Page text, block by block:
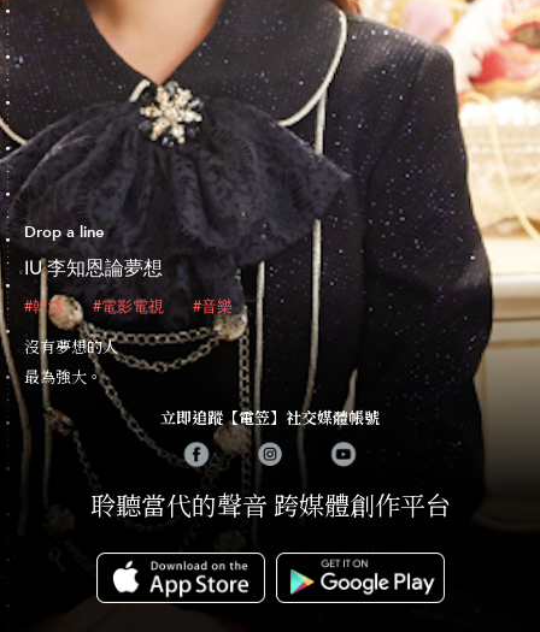
Drop a line
IU 李知恩論夢想
#韓流 #電影電視 #音樂
沒有夢想的人
最為強大。
立即追蹤【電笠】社交媒體帳號
聆聽當代的聲音 跨媒體創作平台